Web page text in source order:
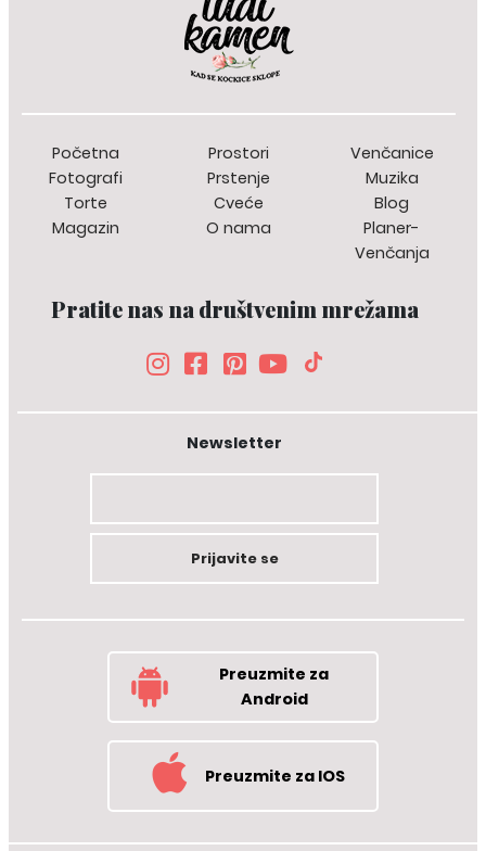
Početna Prostori
Venčanice
Fotografi
Prstenje
Muzika
Torte
Cveće
Blog
Magazin
O nama
Planer-
Venčanja
Pratite nas na društvenim mrežama
Newsletter
Prijavite se
Preuzmite za
Android
Preuzmite za IOS